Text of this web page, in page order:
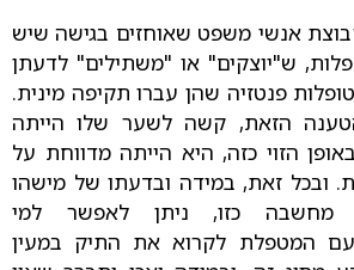
אנשי משפט שאוחזים בגישה שיש
ש"יוצקים" או "משתילים" לדעתן
פנטזיה שהן עברו תקיפה מינית.
הזאת, קשה לשער שלו הייתה
הזוי כזה, היא הייתה מדווחת על
ובכל זאת, במידה ובדעתו של מישהו
מחשבה כזו, ניתן לאפשר למי
המטפלת לקרוא את התיק במעין